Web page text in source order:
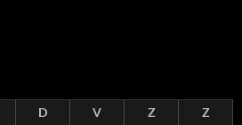
D V Z
Z